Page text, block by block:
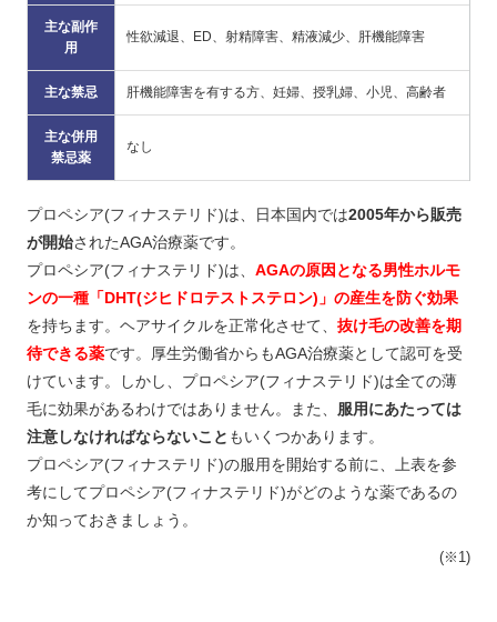
主な副作
用
性欲減退、ED、射精障害、精液減少、肝機能障害
主な禁忌 肝機能障害を有する方、妊婦、授乳婦、小児、高齢者
主な併用
禁忌薬
なし
プロペシア(フィナステリド)は、日本国内では2005年から販売
が開始されたAGA治療薬です。
プロペシア(フィナステリド)は、 AGAの原因となる男性ホルモ
ンの一種「DHT(ジヒドロテストステロン)」の産生を防ぐ効果
を持ちます。ヘアサイクルを正常化させて、 抜け毛の改善を期
待できる薬です。厚生労働省からもAGA治療薬として認可を受
けています。しかし、プロペシア(フィナステリド)は全ての薄
毛に効果があるわけではありません。また、 服用にあたっては
注意しなければならないこと もいくつかあります。
プロペシア(フィナステリド)の服用を開始する前に、上表を参
考にしてプロペシア(フィナステリド)がどのような薬であるの
か知っておきましょう。
(※1)